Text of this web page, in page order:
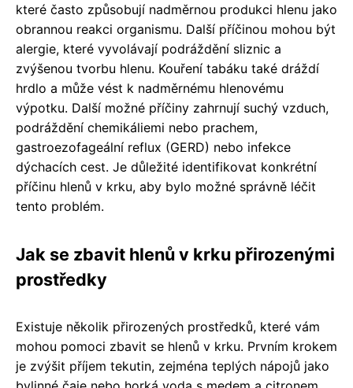
které často způsobují nadměrnou produkci hlenu jako
obrannou reakci organismu. Další příčinou mohou být
alergie, které vyvolávají podráždění sliznic a
zvýšenou tvorbu hlenu. Kouření tabáku také dráždí
hrdlo a může vést k nadměrnému hlenovému
výpotku. Další možné příčiny zahrnují suchý vzduch,
podráždění chemikáliemi nebo prachem,
gastroezofageální reflux (GERD) nebo infekce
dýchacích cest. Je důležité identifikovat konkrétní
příčinu hlenů v krku, aby bylo možné správně léčit
tento problém.
Jak se zbavit hlenů v krku přirozenými
prostředky
Existuje několik přirozených prostředků, které vám
mohou pomoci zbavit se hlenů v krku. Prvním krokem
je zvýšit příjem tekutin, zejména teplých nápojů jako